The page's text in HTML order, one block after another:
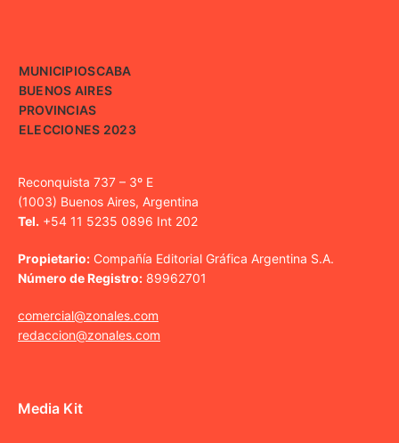
MUNICIPIOSCABA
BUENOS AIRES
PROVINCIAS
ELECCIONES 2023
Reconquista 737 – 3º E
(1003) Buenos Aires, Argentina
Tel. +54 11 5235 0896 Int 202
Propietario: Compañía Editorial Gráfica Argentina S.A.
Número de Registro: 89962701
comercial@zonales.com
redaccion@zonales.com
Media Kit